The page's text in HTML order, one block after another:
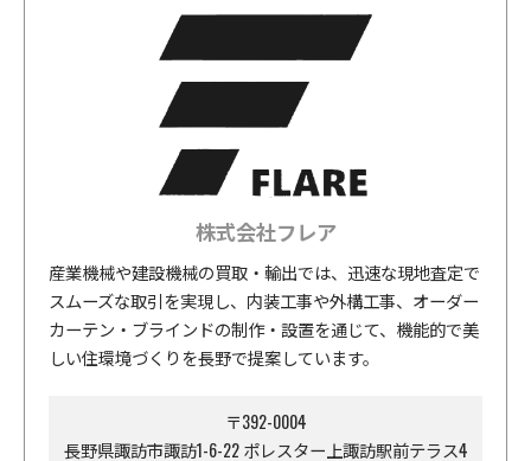
株式会社フレア
産業機械や建設機械の買取・輸出では、迅速な現地査定で
スムーズな取引を実現し、内装工事や外構工事、オーダー
カーテン・ブラインドの制作・設置を通じて、機能的で美
しい住環境づくりを長野で提案しています。
〒392-0004
長野県諏訪市諏訪1-6-22 ポレスター上諏訪駅前テラス4